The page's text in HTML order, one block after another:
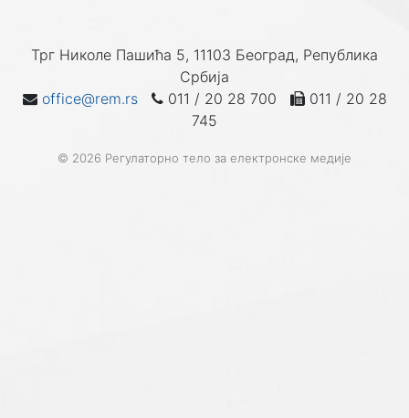
Трг Николе Пашића 5, 11103 Београд, Република
Србија
office@rem.rs
011 / 20 28 700
011 / 20 28
745
© 2026 Регулаторно тело за електронске медије